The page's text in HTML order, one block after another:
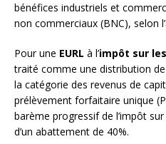
bénéfices industriels et
non commerciaux (BNC), selon
Pour une EURL à l’impôt sur
traité comme une distribution
la catégorie des revenus de
prélèvement forfaitaire unique
barème progressif de l’impôt
d’un abattement de 40%.